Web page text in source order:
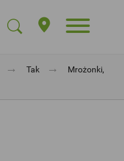
→ Tak →
Mrożonki,